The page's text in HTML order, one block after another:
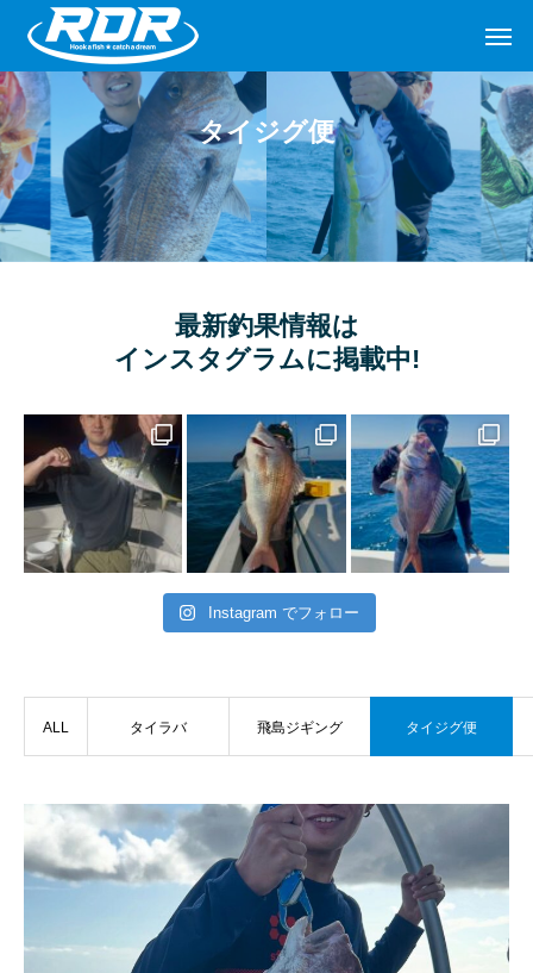
タイジグ便
最新釣果情報は
インスタグラムに掲載中!
Instagram でフォロー
ALL タイラバ 飛島ジギング タイジグ便